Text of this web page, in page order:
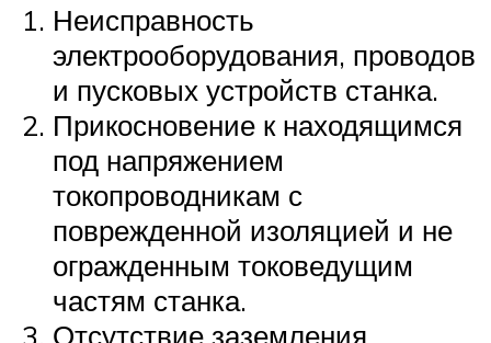
Неисправность
электрооборудования, проводов
и пусковых устройств станка.
Прикосновение к находящимся
под напряжением
токопроводникам с
поврежденной изоляцией и не
огражденным токоведущим
частям станка.
Отсутствие заземления